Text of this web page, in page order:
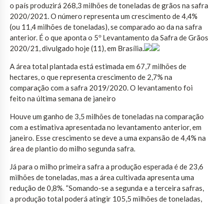
o país produzirá 268,3 milhões de toneladas de grãos na safra
2020/2021. O número representa um crescimento de 4,4%
(ou 11,4 milhões de toneladas), se comparado ao da na safra
anterior. É o que aponta o 5º Levantamento da Safra de Grãos
2020/21, divulgado hoje (11), em Brasília.
A área total plantada está estimada em 67,7 milhões de
hectares, o que representa crescimento de 2,7% na
comparação com a safra 2019/2020. O levantamento foi
feito na última semana de janeiro
Houve um ganho de 3,5 milhões de toneladas na comparação
com a estimativa apresentada no levantamento anterior, em
janeiro. Esse crescimento se deve a uma expansão de 4,4% na
área de plantio do milho segunda safra.
Já para o milho primeira safra a produção esperada é de 23,6
milhões de toneladas, mas a área cultivada apresenta uma
redução de 0,8%. “Somando-se a segunda e a terceira safras,
a produção total poderá atingir 105,5 milhões de toneladas,